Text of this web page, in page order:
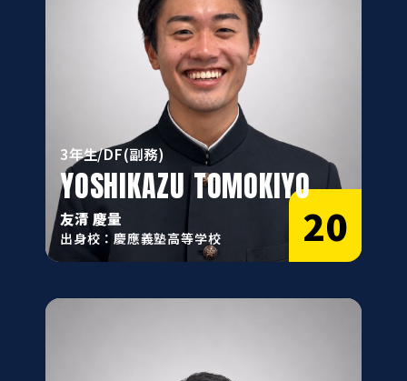
20
3年生/DF(副務)
YOSHIKAZU TOMOKIYO
友清 慶量
出身校：慶應義塾高等学校